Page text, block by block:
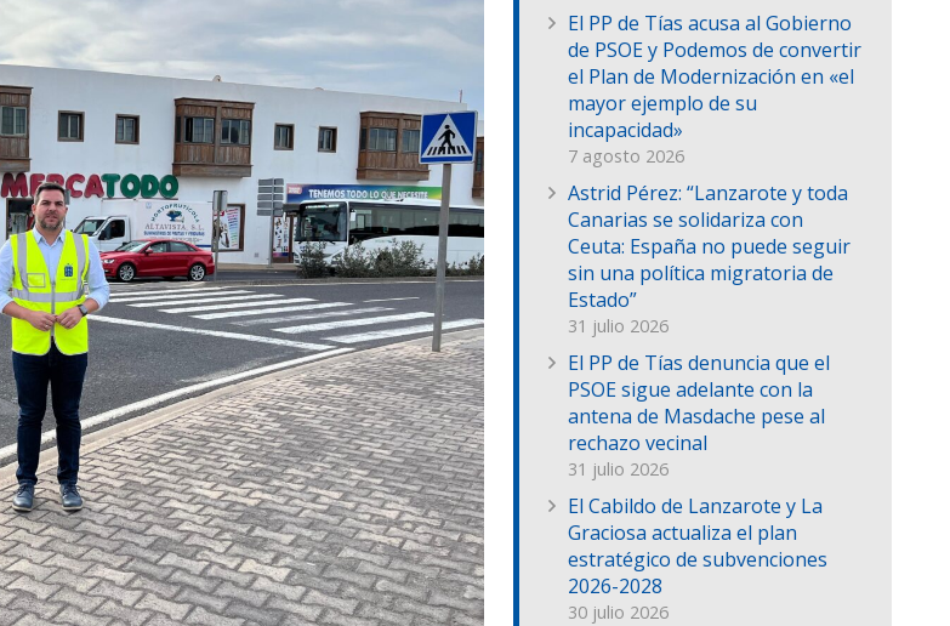
El PP de Tías acusa al Gobierno
de PSOE y Podemos de convertir
el Plan de Modernización en «el
mayor ejemplo de su
incapacidad»
7 agosto 2026
Astrid Pérez: “Lanzarote y toda
Canarias se solidariza con
Ceuta: España no puede seguir
sin una política migratoria de
Estado”
31 julio 2026
El PP de Tías denuncia que el
PSOE sigue adelante con la
antena de Masdache pese al
rechazo vecinal
31 julio 2026
El Cabildo de Lanzarote y La
Graciosa actualiza el plan
estratégico de subvenciones
2026-2028
30 julio 2026